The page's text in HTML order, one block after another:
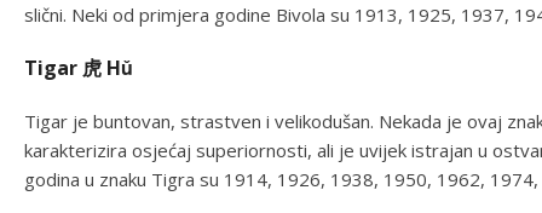
slični. Neki od primjera godine Bivola su 1913, 1925, 1937,
Tigar 虎 Hǔ
Tigar je buntovan, strastven i velikodušan. Nekada je ovaj
karakterizira osjećaj superiornosti, ali je uvijek istrajan u
godina u znaku Tigra su 1914, 1926, 1938, 1950, 1962,